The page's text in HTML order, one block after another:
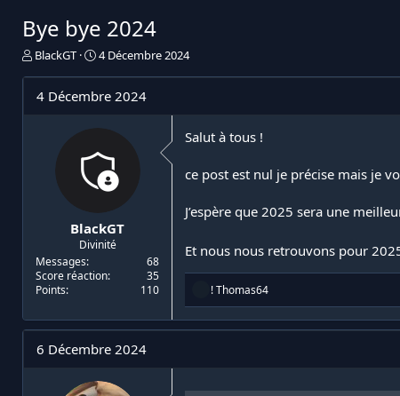
Bye bye 2024
I
t
a
d
c
u
s
BlackGT
D
e
d
b
t
4 Décembre 2024
4 Décembre 2024
BlackGT
Divinité
Messages
68
Score réaction
35
Points
110
Salut à tous !
ce post est nul je précise mais je
J’espère que 2025 sera une
Et nous nous retrouvons pour
R
a
c
n
! Thomas64
6 Décembre 2024